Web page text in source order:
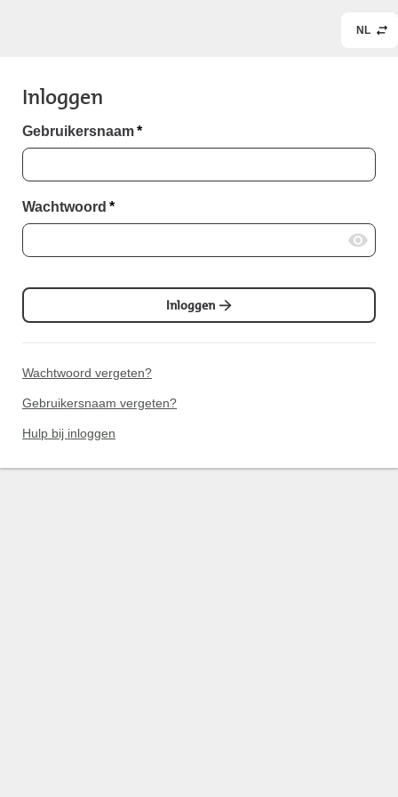
NL
Inloggen
Gebruikersnaam*
Wachtwoord *
Inloggen
Wachtwoord vergeten?
Gebruikersnaam vergeten?
Hulp bij inloggen